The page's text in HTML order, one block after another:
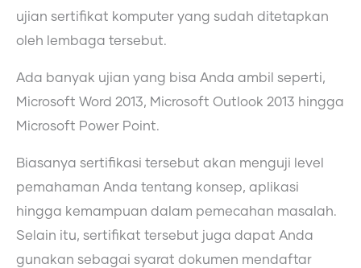
ujian sertifikat komputer yang sudah ditetapkan
oleh lembaga tersebut.
Ada banyak ujian yang bisa Anda ambil seperti,
Microsoft Word 2013, Microsoft Outlook 2013 hingga
Microsoft Power Point.
Biasanya sertifikasi tersebut akan menguji level
pemahaman Anda tentang konsep, aplikasi
hingga kemampuan dalam pemecahan masalah.
Selain itu, sertifikat tersebut juga dapat Anda
gunakan sebagai syarat dokumen mendaftar